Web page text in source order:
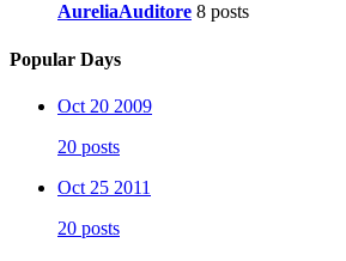
AureliaAuditore 8 posts
Popular Days
Oct 20 2009
20 posts
Oct 25 2011
20 posts